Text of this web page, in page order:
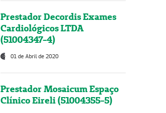
Prestador Decordis Exames
Cardiológicos LTDA
(51004347-4)
01 de Abril de 2020
Prestador Mosaicum Espaço
Clínico Eireli (51004355-5)